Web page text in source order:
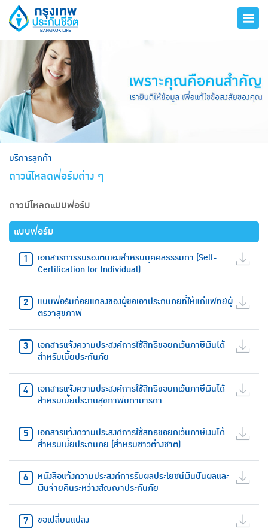
บริการลูกค้า
ดาวน์โหลดฟอร์มต่าง ๆ
ดาวน์โหลดแบบฟอร์ม
แบบฟอร์ม
เอกสารการรับรองตนเองสำหรับบุคคลธรรมดา (Self-
Certification for Individual)
แบบฟอร์มถ้อยแถลงของผู้ขอเอาประกันภัยที่ให้แก่แพทย์ผู้
ตรวจสุขภาพ
เอกสารแจ้งความประสงค์การใช้สิทธิขอยกเว้นภาษีเงินได้
สำหรับเบี้ยประกันภัย
เอกสารแจ้งความประสงค์การใช้สิทธิขอยกเว้นภาษีเงินได้
สำหรับเบี้ยประกันสุขภาพบิดามารดา
เอกสารแจ้งความประสงค์การใช้สิทธิขอยกเว้นภาษีเงินได้
สำหรับเบี้ยประกันภัย (สำหรับชาวต่างชาติ)
หนังสือแจ้งความประสงค์การรับผลประโยชน์เงินปันผลและ
เงินจ่ายคืนระหว่างสัญญาประกันภัย
ขอเปลี่ยนแปลง